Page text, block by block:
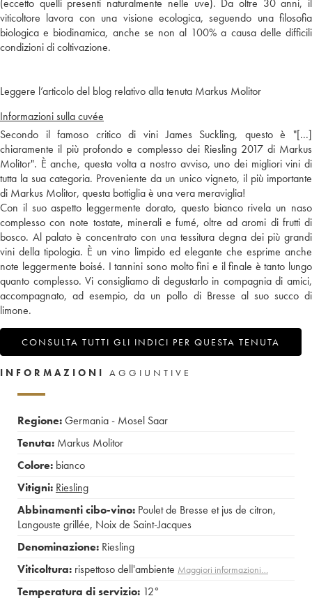
(eccetto quelli presenti naturalmente nelle uve). Da oltre 30 anni, il
viticoltore lavora con una visione ecologica, seguendo una filosofia
biologica e biodinamica, anche se non al 100% a causa delle difficili
condizioni di coltivazione.
Leggere l’articolo del blog relativo alla tenuta Markus Molitor
Informazioni sulla cuvée
Secondo il famoso critico di vini James Suckling, questo è "[...]
chiaramente il più profondo e complesso dei Riesling 2017 di Markus
Molitor". È anche, questa volta a nostro avviso, uno dei migliori vini di
tutta la sua categoria. Proveniente da un unico vigneto, il più importante
di Markus Molitor, questa bottiglia è una vera meraviglia!
Con il suo aspetto leggermente dorato, questo bianco rivela un naso
complesso con note tostate, minerali e fumé, oltre ad aromi di frutti di
bosco. Al palato è concentrato con una tessitura degna dei più grandi
vini della tipologia. È un vino limpido ed elegante che esprime anche
note leggermente boisé. I tannini sono molto fini e il finale è tanto lungo
quanto complesso. Vi consigliamo di degustarlo in compagnia di amici,
accompagnato, ad esempio, da un pollo di Bresse al suo succo di
limone.
CONSULTA TUTTI GLI INDICI PER QUESTA TENUTA
INFORMAZIONI AGGIUNTIVE
Regione:Germania - Mosel Saar
Tenuta: Markus Molitor
Colore: bianco
Vitigni: Riesling
Abbinamenti cibo-vino: Poulet de Bresse et jus de citron,
Langouste grillée, Noix de Saint-Jacques
Denominazione: Riesling
Viticoltura: rispettoso dell'ambiente Maggiori informazioni…
Temperatura di servizio: 12°